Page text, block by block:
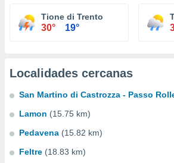
Tione di Trento
30° 19°
Localidades cercanas
San Martino di Castrozza - Passo
Lamon (15.75 km)
Pedavena (15.82 km)
Feltre (18.83 km)